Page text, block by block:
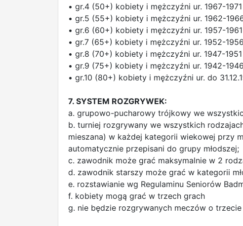
• gr.4 (50+) kobiety i mężczyźni ur. 1967-1971
• gr.5 (55+) kobiety i mężczyźni ur. 1962-
• gr.6 (60+) kobiety i mężczyźni ur. 1957-1961
• gr.7 (65+) kobiety i mężczyźni ur. 1952-1956
• gr.8 (70+) kobiety i mężczyźni ur. 1947-1951
• gr.9 (75+) kobiety i mężczyźni ur. 1942-1946
• gr.10 (80+) kobiety i mężczyźni ur. do
7. SYSTEM ROZGRYWEK:
a. grupowo-pucharowy trójkowy we
b. turniej rozgrywany we wszystkich
mieszana) w każdej kategorii wiekowej przy
automatycznie przepisani do grupy młodszej;
c. zawodnik może grać maksymalnie w 2
d. zawodnik starszy może grać w kategorii
e. rozstawianie wg Regulaminu Seniorów
f. kobiety mogą grać w trzech grach
g. nie będzie rozgrywanych meczów o trzecie